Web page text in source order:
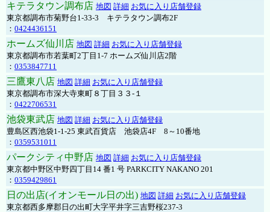
キテラタウン調布店 地図 詳細 お気に入り店舗登録
東京都調布市菊野台1-33-3 キテラタウン調布2F
： 0424436151
ホームズ仙川店 地図 詳細 お気に入り店舗登録
東京都調布市若葉町2丁目1-7 ホームズ仙川店2階
： 0353847711
三鷹東八店 地図 詳細 お気に入り店舗登録
東京都調布市深大寺東町８丁目３３-１
： 0422706531
池袋東武店 地図 詳細 お気に入り店舗登録
豊島区西池袋1-1-25 東武百貨店 池袋店4F 8～10番地
： 0359531011
パークシティ中野店 地図 詳細 お気に入り店舗登録
東京都中野区中野四丁目14 番1 号 PARKCITY NAKANO 201
： 0359429861
日の出店(イオンモール日の出) 地図 詳細 お気に入り店舗登録
東京都西多摩郡日の出町大字平井字三吉野桜237-3